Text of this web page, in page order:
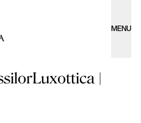
MENU
|